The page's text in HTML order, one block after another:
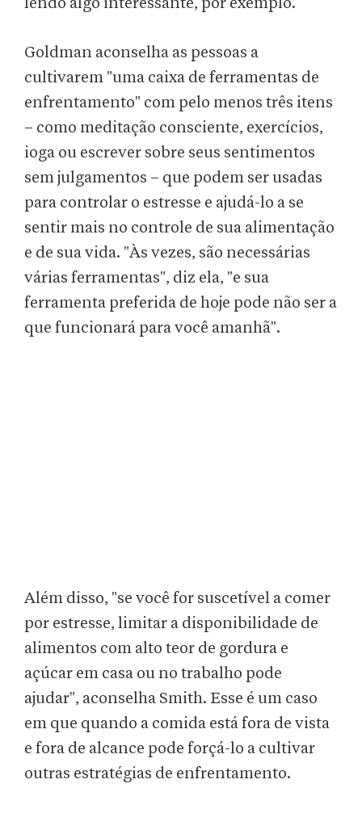
lendo algo interessante, por exemplo.
Goldman aconselha as pessoas a
cultivarem "uma caixa de ferramentas de
enfrentamento" com pelo menos três itens
– como meditação consciente, exercícios,
ioga ou escrever sobre seus sentimentos
sem julgamentos – que podem ser usadas
para controlar o estresse e ajudá-lo a se
sentir mais no controle de sua alimentação
e de sua vida. "Às vezes, são necessárias
várias ferramentas", diz ela, "e sua
ferramenta preferida de hoje pode não ser a
que funcionará para você amanhã".
Além disso, "se você for suscetível a comer
por estresse, limitar a disponibilidade de
alimentos com alto teor de gordura e
açúcar em casa ou no trabalho pode
ajudar", aconselha Smith. Esse é um caso
em que quando a comida está fora de vista
e fora de alcance pode forçá-lo a cultivar
outras estratégias de enfrentamento.